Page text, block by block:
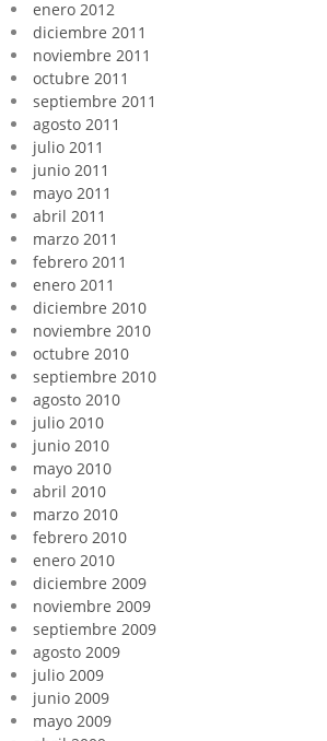
enero 2012
diciembre 2011
noviembre 2011
octubre 2011
septiembre 2011
agosto 2011
julio 2011
junio 2011
mayo 2011
abril 2011
marzo 2011
febrero 2011
enero 2011
diciembre 2010
noviembre 2010
octubre 2010
septiembre 2010
agosto 2010
julio 2010
junio 2010
mayo 2010
abril 2010
marzo 2010
febrero 2010
enero 2010
diciembre 2009
noviembre 2009
septiembre 2009
agosto 2009
julio 2009
junio 2009
mayo 2009